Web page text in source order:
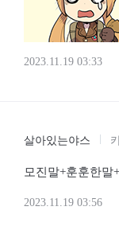
2023.11.19 03:33
살아있는야스
모진말+훈훈한말
2023.11.19 03:56